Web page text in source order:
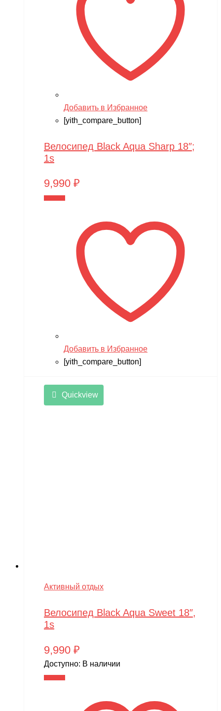
Добавить в Избранное
[yith_compare_button]
Велосипед Black Aqua Sharp 18″;
1s
9,990 ₽
Добавить в Избранное
[yith_compare_button]
Quickview
Активный отдых
Велосипед Black Aqua Sweet 18″,
1s
9,990 ₽
Доступно: В наличии